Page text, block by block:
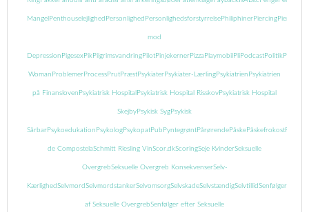
Mangel Penthouselejlighed Personlighed PersonlighedsforstyrrelsePhiliphinerPiercingPiercing
mod
Depression PigesexPikPilgrimsvandringPilotPinjekernerPizza Playmobil PliPodcastPolitik
Woman ProblemerProcessPrutPræstPsykiaterPsykiater-LærlingPsykiatrien Psykiatrien
på Finansloven Psykiatrisk Hospital Psykiatrisk Hospital RisskovPsykiatrisk Hospital
SkejbyPsykisk SygPsykisk
SårbarPsykoedukation PsykologPsykopatPub PyntegrøntPårørendePåskePåskefrokostPædofili
de CompostelaSchmitt Riesling VinScor.dkScoringSeje KvinderSeksuelle
OvergrebSeksuelle Overgreb KonsekvenserSelv-
KærlighedSelvmordSelvmordstankerSelvomsorgSelvskadeSelvstændigSelvtillidSenfølger
af Seksuelle OvergrebSenfølger efter Seksuelle